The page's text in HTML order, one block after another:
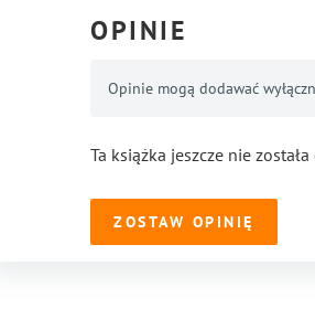
OPINIE
Opinie mogą dodawać
Ta książka jeszcze nie
ZOSTAW OPINIĘ